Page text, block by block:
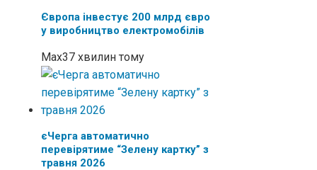
Європа інвестує 200 млрд євро
у виробництво електромобілів
Max37 хвилин тому
єЧерга автоматично
перевірятиме “Зелену картку” з
травня 2026